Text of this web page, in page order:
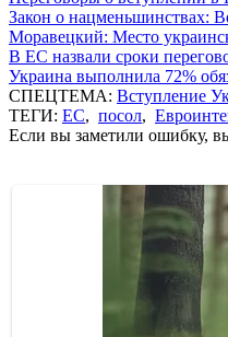
Закон о нацменьшинствах:
Моравецкий: Место
В ЕС назвали сроки
Украина выполнила 72%
СПЕЦТЕМА: Вступление
ТЕГИ: ЕС, посол,
Если вы заметили ошибку,